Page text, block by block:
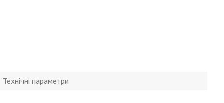
Технічні параметри